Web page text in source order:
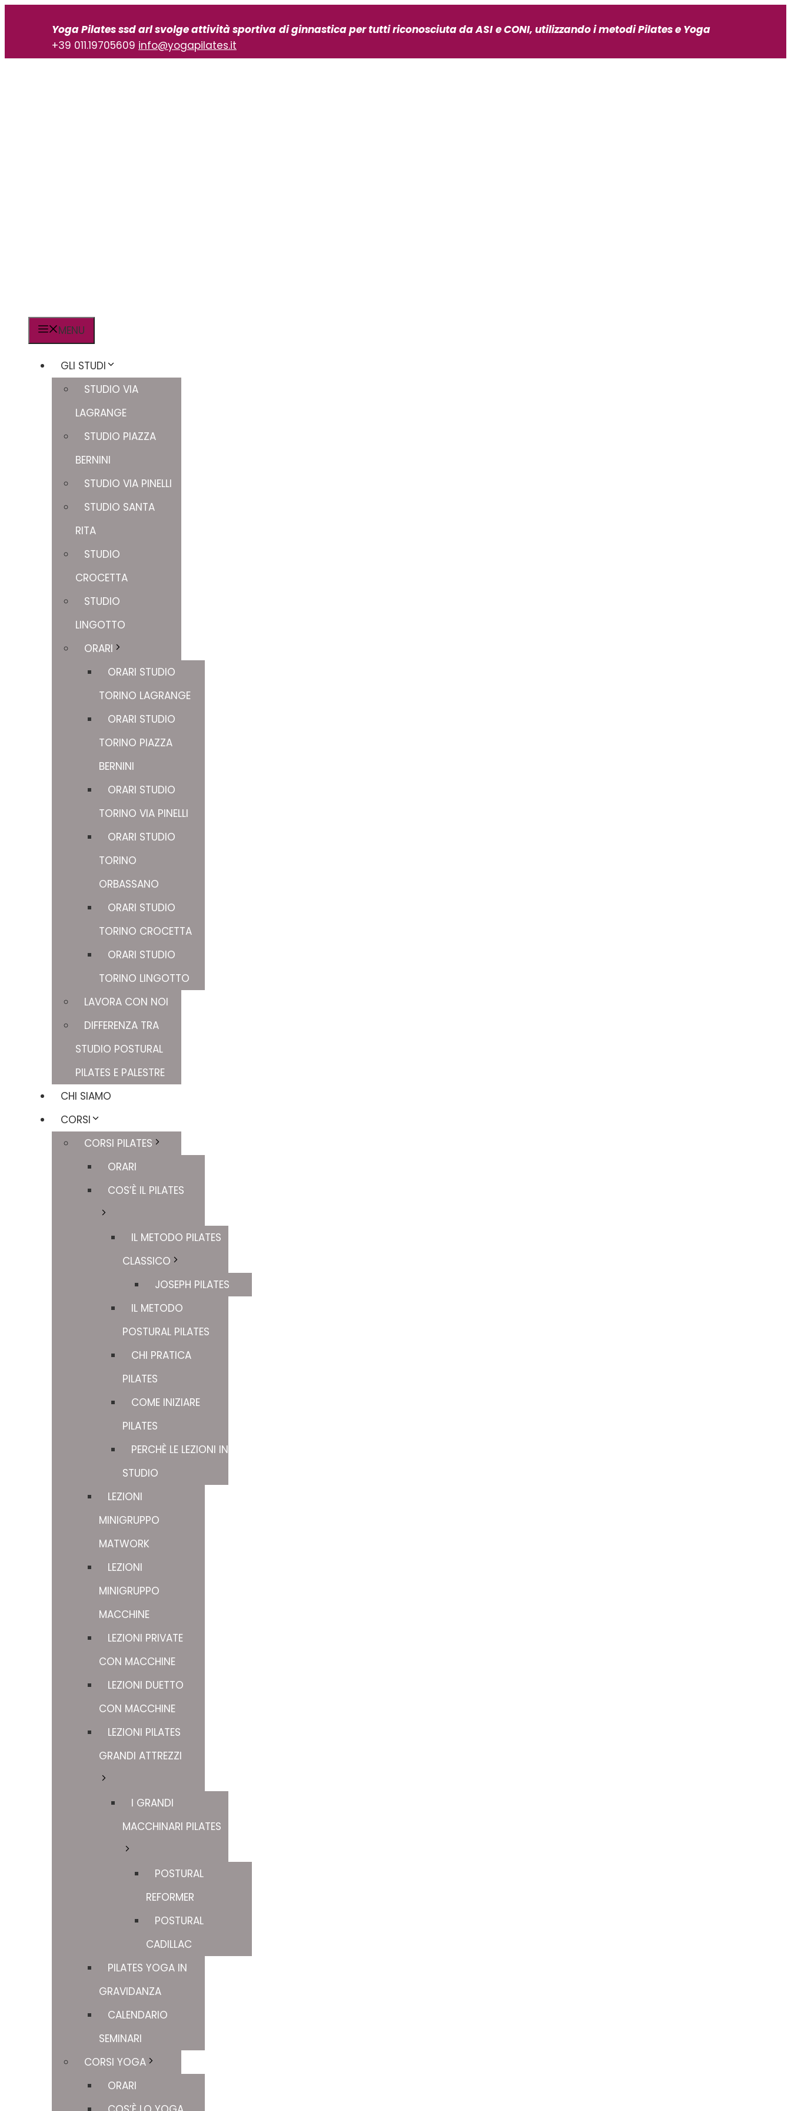
contenuto
Yoga Pilates ssd arl svolge attività sportiva di ginnastica per tutti riconosciuta da ASI e CONI, utilizzando i metodi Pilates e Yoga
+39 011.19705609 info@yogapilates.it
MENU
GLI STUDI
STUDIO VIA
LAGRANGE
STUDIO PIAZZA
BERNINI
STUDIO VIA PINELLI
STUDIO SANTA
RITA
STUDIO
CROCETTA
STUDIO
LINGOTTO
ORARI
ORARI STUDIO
TORINO LAGRANGE
ORARI STUDIO
TORINO PIAZZA
BERNINI
ORARI STUDIO
TORINO VIA PINELLI
ORARI STUDIO
TORINO
ORBASSANO
ORARI STUDIO
TORINO CROCETTA
ORARI STUDIO
TORINO LINGOTTO
LAVORA CON NOI
DIFFERENZA TRA
STUDIO POSTURAL
PILATES E PALESTRE
CHI SIAMO
CORSI
CORSI PILATES
ORARI
COS’È IL PILATES
IL METODO PILATES
CLASSICO
JOSEPH PILATES
IL METODO
POSTURAL PILATES
CHI PRATICA
PILATES
COME INIZIARE
PILATES
PERCHÈ LE LEZIONI IN
STUDIO
LEZIONI
MINIGRUPPO
MATWORK
LEZIONI
MINIGRUPPO
MACCHINE
LEZIONI PRIVATE
CON MACCHINE
LEZIONI DUETTO
CON MACCHINE
LEZIONI PILATES
GRANDI ATTREZZI
I GRANDI
MACCHINARI PILATES
POSTURAL
REFORMER
POSTURAL
CADILLAC
PILATES YOGA IN
GRAVIDANZA
CALENDARIO
SEMINARI
CORSI YOGA
ORARI